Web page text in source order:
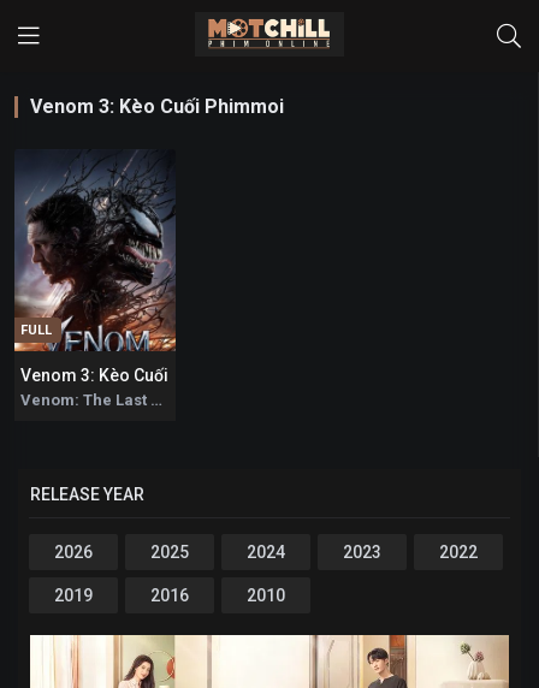
Venom 3: Kèo Cuối Phimmoi
FULL
6
Venom 3: Kèo Cuối
Venom: The Last Dance 2024
RELEASE YEAR
2026 2025 2024 2023 2022
2019 2016 2010